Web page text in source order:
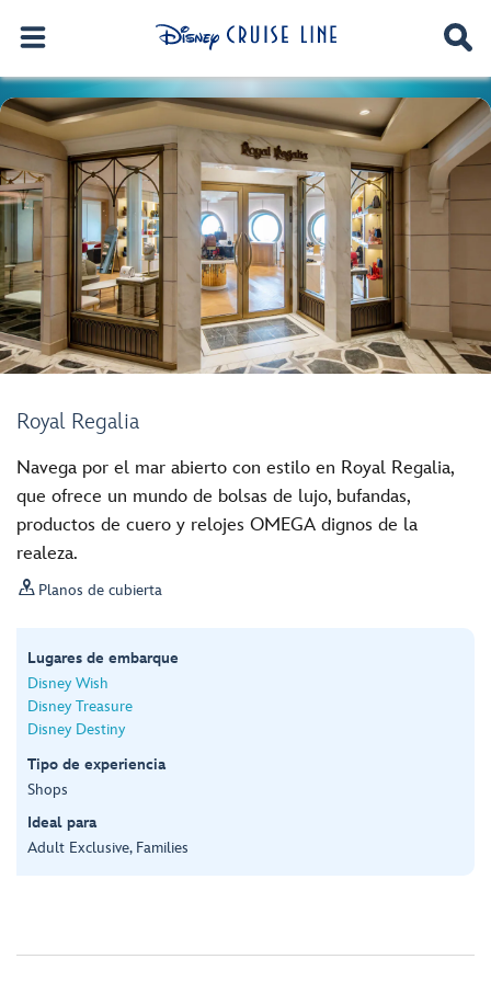
Royal Regalia
Navega por el mar abierto con estilo en Royal Regalia,
que ofrece un mundo de bolsas de lujo, bufandas,
productos de cuero y relojes OMEGA dignos de la
realeza.
 Planos de cubierta
Lugares de embarque
Disney Wish
Disney Treasure
Disney Destiny
Tipo de experiencia
Shops
Ideal para
Adult Exclusive, Families